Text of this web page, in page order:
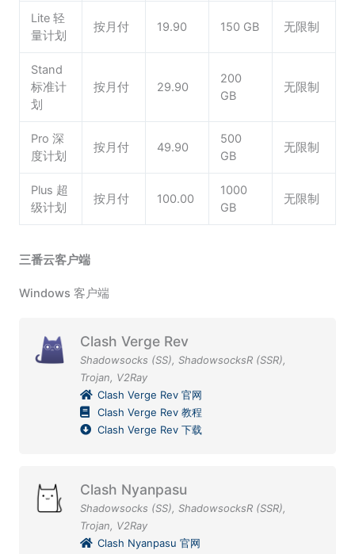
Lite 轻
量计划
按月付 19.90 150 GB 无限制
Stand
标准计
划
按月付 29.90
200
GB
无限制
Pro 深
度计划
按月付 49.90
500
GB
无限制
Plus 超
级计划
按月付 100.00
1000
GB
无限制
三番云客户端
Windows 客户端
Clash Verge Rev
Shadowsocks (SS), ShadowsocksR (SSR),
Trojan, V2Ray
Clash Verge Rev 官网
Clash Verge Rev 教程
Clash Verge Rev 下载
Clash Nyanpasu
Shadowsocks (SS), ShadowsocksR (SSR),
Trojan, V2Ray
Clash Nyanpasu 官网